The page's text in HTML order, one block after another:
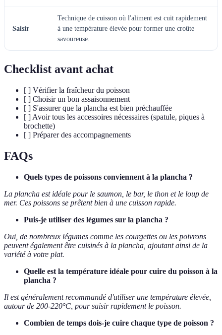
Saisir
Technique de cuisson où l'aliment est cuit rapidement
à une température élevée pour former une croûte
savoureuse.
Checklist avant achat
[ ] Vérifier la fraîcheur du poisson
[ ] Choisir un bon assaisonnement
[ ] S'assurer que la plancha est bien préchauffée
[ ] Avoir tous les accessoires nécessaires (spatule, piques à
brochette)
[ ] Préparer des accompagnements
FAQs
Quels types de poissons conviennent à la plancha ?
La plancha est idéale pour le saumon, le bar, le thon et le loup de
mer. Ces poissons se prêtent bien à une cuisson rapide.
Puis-je utiliser des légumes sur la plancha ?
Oui, de nombreux légumes comme les courgettes ou les poivrons
peuvent également être cuisinés à la plancha, ajoutant ainsi de la
variété à votre plat.
Quelle est la température idéale pour cuire du poisson à la
plancha ?
Il est généralement recommandé d'utiliser une température élevée,
autour de 200-220°C, pour saisir rapidement le poisson.
Combien de temps dois-je cuire chaque type de poisson ?